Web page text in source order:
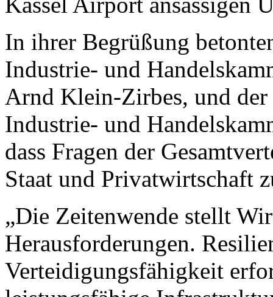
In ihrer Begrüßung
Industrie- und
Arnd Klein-Zirbes, und der
Industrie- und
dass Fragen der
Staat und Privatwirtschaft
„Die Zeitenwende stellt
Herausforderungen.
Verteidigungsfähigkeit